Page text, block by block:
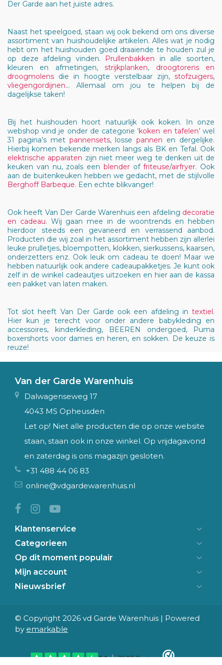
Der Garde aan het juiste adres.
Naast het speelgoed, staan wij ook bekend om ons diverse
assortiment van huishoudelijke artikelen. Alles wat je nodig
hebt om het huishouden goed draaiende te houden zul je
op deze afdeling vinden. Prullenbakken in alle soorten,
kleuren en afmetingen,strijkplanken, droogtorens en
droogmolens die in hoogte verstelbaar zijn, stofzuigers,
vliegengordijnen… Allemaal om jou te helpen bij de
dagelijkse taken!
Bij het huishouden hoort natuurlijk ook koken. In onze
webshop vind je onder de categorie ‘koken en tafelen’ wel
31 pagina’s met pannensets, lossepannen en dergelijke.
Hierbij komen bekende merken langs als BK en Tefal. Ook
elektrische apparaten zijn niet meer weg te denken uit de
keuken van nu, zoals een blenderoffriteuse/airfryer. Ook
aan de buitenkeuken hebben we gedacht, met de stijlvolle
Berghoff Barbeque. Een echte blikvanger!
Ook heeft Van Der Garde Warenhuis een afdeling decoratie
en cadeau. Wij gaan mee in de woontrends en hebben
hierdoor steeds een gevarieerd en verrassend aanbod.
Producten die wij zoal in het assortiment hebben zijn allerlei
leuke prulletjes, bloempotten, klokken, sierkussens, kaarsen,
onderzetters enz. Ook leuk om cadeau te doen! Maar we
hebben natuurlijk ook andere cadeaupakketjes. Je kunt ook
zelf in de winkel cadeautjes uitzoeken en hier aan de kassa
een pakket van laten maken.
Tot slot heeft Van Der Garde ook een afdeling in textiel.
Hier kun je terecht voor onder andere babykleding en
accessoires, kinderkleding, BEEREN ondergoed, Puma
boxershorts voor dames en heren, en sokken. De keuze is
reuze!
Van der Garde Warenhuis
Dalwagenseweg 17
4043 MS Opheusden
Let op! Niet alle producten die op onze website
staan, staan ook in onze winkel. Op vrijdagavond
en zaterdag is ons magazijn gesloten.
+31 488 44 06 83
online@vdgardewarenhuis.nl
Klantenservice
Categorieen
Op dit moment populair
Mijn account
Nieuwsbrief
© Copyright 2026 vd Garde Warenhuis | Powered
by emarkable